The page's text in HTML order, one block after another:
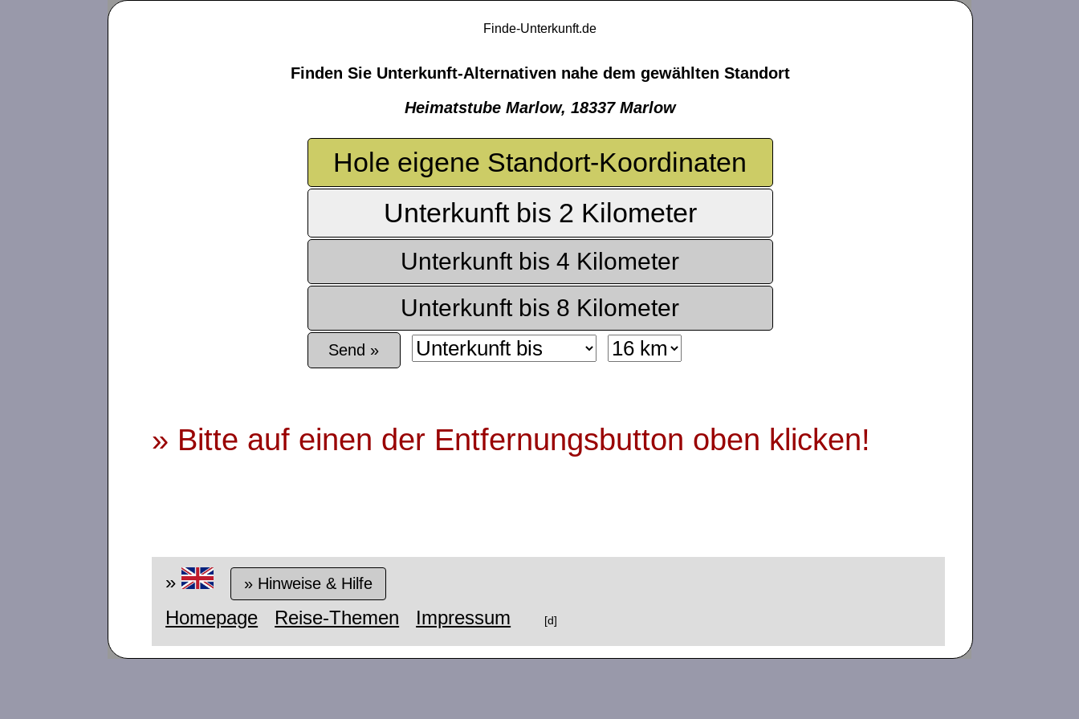
Finde-Unterkunft.de
Finden Sie Unterkunft-Alternativen nahe dem gewählten Standort
Heimatstube Marlow, 18337 Marlow
Hole eigene Standort-Koordinaten
Unterkunft bis 2 Kilometer
Unterkunft bis 4 Kilometer
Unterkunft bis 8 Kilometer
Send »
» Bitte auf einen der Entfernungsbutton oben klicken!
» » Hinweise & Hilfe
Homepage Reise-Themen Impressum [d]